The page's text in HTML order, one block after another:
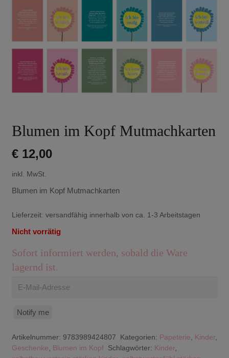
Blumen im Kopf Mutmachkarten
€12,00
inkl. MwSt.
Blumen im Kopf Mutmachkarten
Lieferzeit: versandfähig innerhalb von ca. 1-3 Arbeitstagen
Nicht vorrätig
Sofort informiert werden, sobald die Ware
lagernd ist.
Notify me
Artikelnummer: 9783989424807 Kategorien: Papeterie Kinder
Geschenke
Blumen im Kopf Schlagwörter: Kinder